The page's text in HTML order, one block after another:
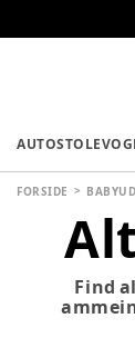
AUTOSTOLE
FORSIDE
Find